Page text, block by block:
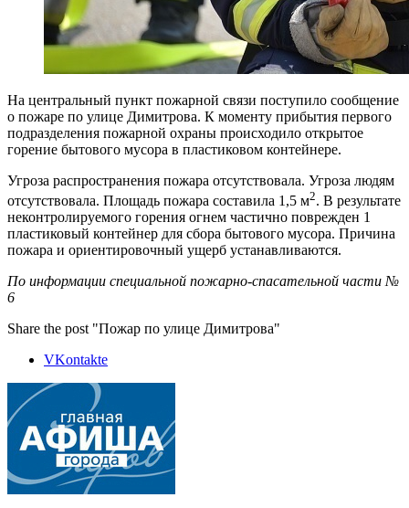
На центральный пункт пожарной связи поступило сообщение
о пожаре по улице Димитрова. К моменту прибытия первого
подразделения пожарной охраны происходило открытое
горение бытового мусора в пластиковом контейнере.
Угроза распространения пожара отсутствовала. Угроза людям
отсутствовала. Площадь пожара составила 1,5 м2. В результате
неконтролируемого горения огнем частично поврежден 1
пластиковый контейнер для сбора бытового мусора. Причина
пожара и ориентировочный ущерб устанавливаются.
По информации специальной пожарно-спасательной части №
6
Share the post "Пожар по улице Димитрова"
VKontakte